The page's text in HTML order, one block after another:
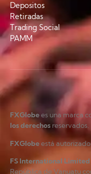
Depositos
Retiradas
Trading Social
PAMM
FXGlobees una marca
los derechos reservados.
FXGlobeestá autorizado
FS International Limited
República de Vanuatu